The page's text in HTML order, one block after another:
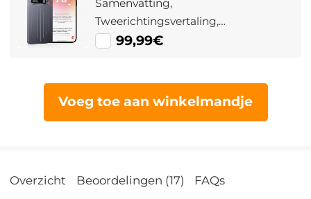
Samenvatting,
Tweerichtingsvertaling,
Appbediening en 64GB
99,99€
Voeg toe aan winkelmandje
Overzicht Beoordelingen (17) FAQs